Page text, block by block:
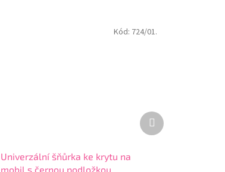
Univerzální šňůrka ke krytu na
mobil s černou podložkou
Kód: 724/01.
Další
produkt